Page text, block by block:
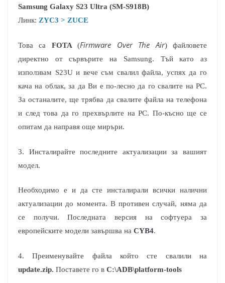
Samsung Galaxy S23 Ultra (SM-S918B)
Линк: ZYC3 > ZUCE
Това са FOTA(Firmware Over The Air) файловете
директно от сървърите на Samsung. Тъй като аз
използвам S23U и вече съм свалил файла, успях да го
кача на облак, за да Ви е по-лесно да го свалите на PC.
За останалите, ще трябва да свалите файла на телефона
и след това да го прехвърлите на PC. По-късно ще се
опитам да направя още миръри.
3. Инсталирайте последните актуализации за вашият
модел.
Необходимо е и да сте инсталирали всички налични
актуализации до момента. В противен случай, няма да
се получи. Последната версия на софтуера за
европейските модели завършва на CYB4.
4. Преименувайте файла който сте свалили на
update.zip. Поставете го в C:\ADB\platform-tools